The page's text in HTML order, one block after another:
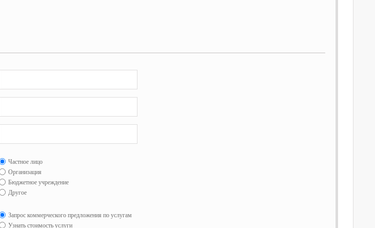
Частное лицо
Организация
Бюджетное учреждение
Другое
Запрос коммерческого предложения по услугам
Узнать стоимость услуги